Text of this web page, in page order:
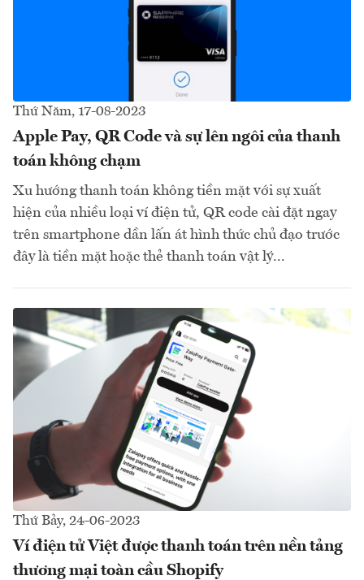
Thứ Năm, 17-08-2023
Apple Pay, QR Code và sự lên ngôi của thanh
toán không chạm
Xu hướng thanh toán không tiền mặt với sự xuất
hiện của nhiều loại ví điện tử, QR code cài đặt ngay
trên smartphone dần lấn át hình thức chủ đạo trước
đây là tiền mặt hoặc thẻ thanh toán vật lý...
Thứ Bảy, 24-06-2023
Ví điện tử Việt được thanh toán trên nền tảng
thương mại toàn cầu Shopify